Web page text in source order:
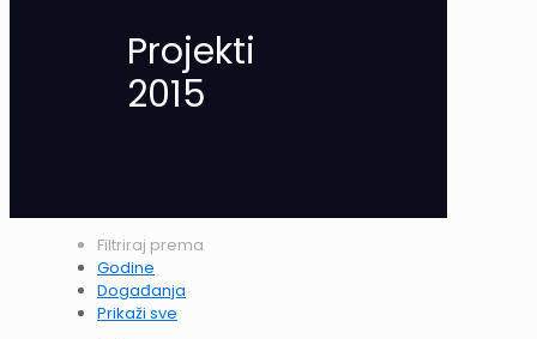
Projekti
2015
Filtriraj prema
Godine
Događanja
Prikaži sve